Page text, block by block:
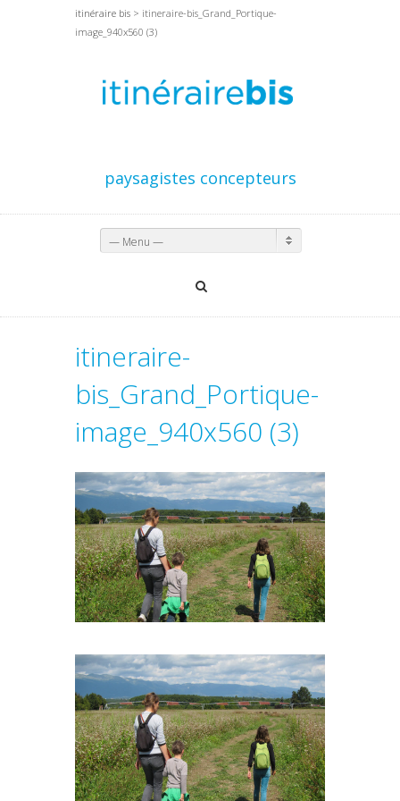
itinéraire bis > itineraire-bis_Grand_Portique-
image_940x560 (3)
paysagistes concepteurs
— Menu —
itineraire-
bis_Grand_Portique-
image_940x560 (3)